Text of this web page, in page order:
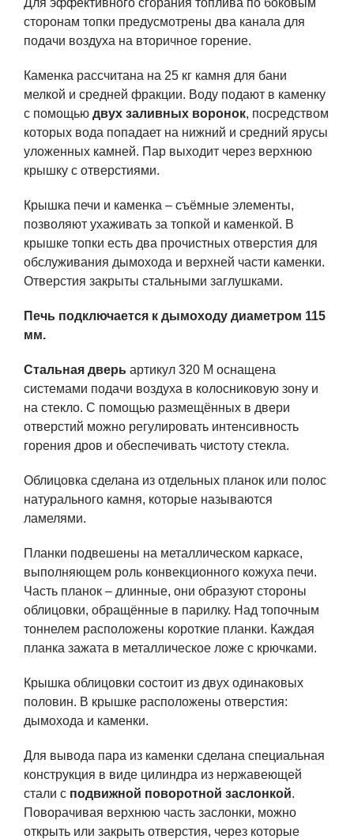
Для эффективного сгорания топлива по боковым
сторонам топки предусмотрены два канала для
подачи воздуха на вторичное горение.
Каменка рассчитана на 25 кг камня для бани
мелкой и средней фракции. Воду подают в каменку
с помощью двух заливных воронок, посредством
которых вода попадает на нижний и средний ярусы
уложенных камней. Пар выходит через верхнюю
крышку с отверстиями.
Крышка печи и каменка – съёмные элементы,
позволяют ухаживать за топкой и каменкой. В
крышке топки есть два прочистных отверстия для
обслуживания дымохода и верхней части каменки.
Отверстия закрыты стальными заглушками.
Печь подключается к дымоходу диаметром 115
мм.
Стальная дверь артикул 320 М оснащена
системами подачи воздуха в колосниковую зону и
на стекло. С помощью размещённых в двери
отверстий можно регулировать интенсивность
горения дров и обеспечивать чистоту стекла.
Облицовка сделана из отдельных планок или полос
натурального камня, которые называются
ламелями.
Планки подвешены на металлическом каркасе,
выполняющем роль конвекционного кожуха печи.
Часть планок – длинные, они образуют стороны
облицовки, обращённые в парилку. Над топочным
тоннелем расположены короткие планки. Каждая
планка зажата в металлическое ложе с крючками.
Крышка облицовки состоит из двух одинаковых
половин. В крышке расположены отверстия:
дымохода и каменки.
Для вывода пара из каменки сделана специальная
конструкция в виде цилиндра из нержавеющей
стали с подвижной поворотной заслонкой.
Поворачивая верхнюю часть заслонки, можно
открыть или закрыть отверстия, через которые